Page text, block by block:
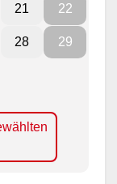
21 22
28 29